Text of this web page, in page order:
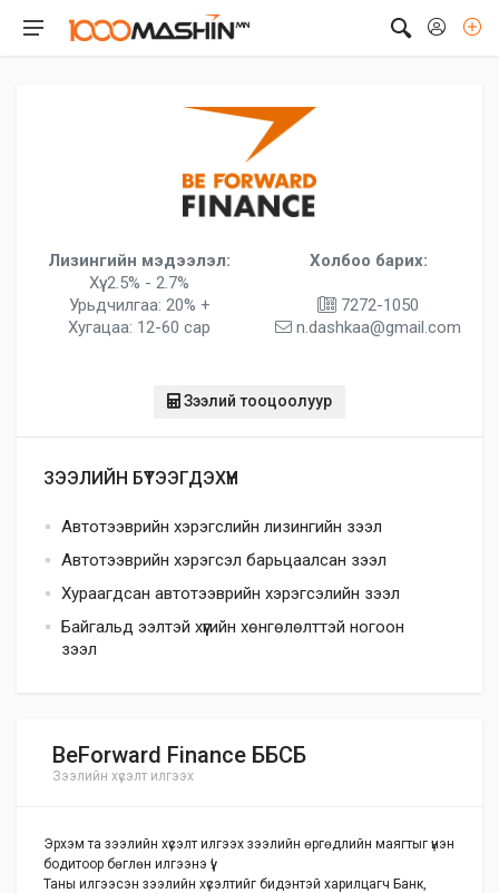
Лизингийн мэдээлэл:
Хүү: 2.5% - 2.7%
Урьдчилгаа: 20% +
Хугацаа: 12-60 сар
Холбоо барих:
7272-1050
n.dashkaa@gmail.com
Зээлий тооцоолуур
ЗЭЭЛИЙН БҮТЭЭГДЭХҮҮН
Автотээврийн хэрэгслийн лизингийн зээл
Автотээврийн хэрэгсэл барьцаалсан зээл
Хураагдсан автотээврийн хэрэгсэлийн зээл
Байгальд ээлтэй хүүгийн хөнгөлөлттэй ногоон
зээл
BeForward Finance ББСБ
Зээлийн хүсэлт илгээх
Эрхэм та зээлийн хүсэлт илгээх зээлийн өргөдлийн маягтыг үнэн
бодитоор бөглөн илгээнэ үү!
Таны илгээсэн зээлийн хүсэлтийг бидэнтэй харилцагч Банк,